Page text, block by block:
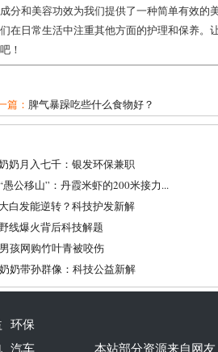
分和美容功效为我们提供了一种简单有效的
在日常生活中注重其他方面的护理和保养。
！
篇： 脾气暴躁吃些什么食物好？
奶月入七千：银发环保兼职
愚公移山”：丹霞米虾的200米接力...
白发能逆转？科技护发新解
线爆火背后科技解题
孩网购竹叶青被咬伤
奶带孙群像：科技公益新解
环保
汽车 本站部分资源来自网